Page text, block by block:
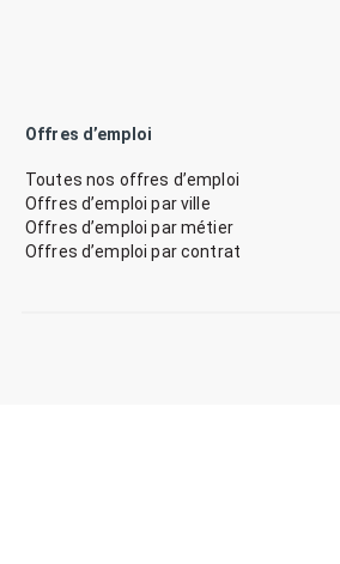
Offres d’emploi
Toutes nos offres d’emploi
Offres d’emploi par ville
Offres d’emploi par métier
Offres d’emploi par contrat